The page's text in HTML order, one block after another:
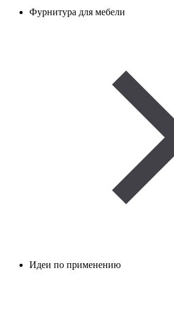
Фурнитура для мебели
Идеи по применению